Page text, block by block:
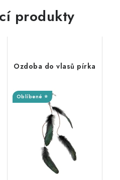
produkty
Ozdoba do vlasů pírka
Oblíbené ⭐